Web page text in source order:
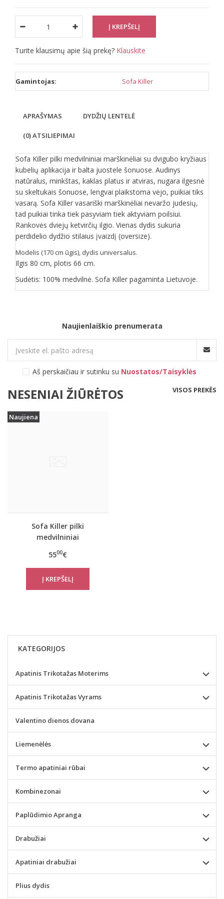
Turite klausimų apie šią prekę? Klauskite
Gamintojas: Sofa Killer
APRAŠYMAS DYDŽIŲ LENTELĖ
(0) ATSILIEPIMAI
Sofa Killer pilki medvilniniai marškinėliai su dvigubo kryžiaus
kubelių aplikacija ir balta juostele šonuose. Audinys
natūralus, minkštas, kaklas platus ir atviras, nugara ilgesnė
su skeltukais šonuose, lengvai plaikstoma vėjo, puikiai tiks
vasarą. Sofa Killer vasariški marškinėliai nevaržo judesių,
tad puikiai tinka tiek pasyviam tiek aktyviam poilsiui.
Rankovės dviejų ketvirčių ilgio. Vienas dydis sukuria
perdidelio dydžio stilaius įvaizdį (oversize).
Modelis (170 cm ūgis), dydis universalus.
Ilgis 80 cm, plotis 66 cm.
Sudėtis: 100% medvilnė. Sofa Killer pagaminta Lietuvoje.
Naujienlaiškio prenumerata
Aš perskaičiau ir sutinku su Nuostatos/Taisyklės
NESENIAI ŽIŪRĖTOS VISOS PREKĖS
Naujiena
Sofa Killer pilki
medvilniniai
aplikacija Cubic cross
5500€
KATEGORIJOS
Apatinis Trikotažas Moterims
Apatinis Trikotažas Vyrams
Valentino dienos dovana
Liemenėlės
Termo apatiniai rūbai
Kombinezonai
Paplūdimio Apranga
Drabužiai
Apatiniai drabužiai
Plius dydis